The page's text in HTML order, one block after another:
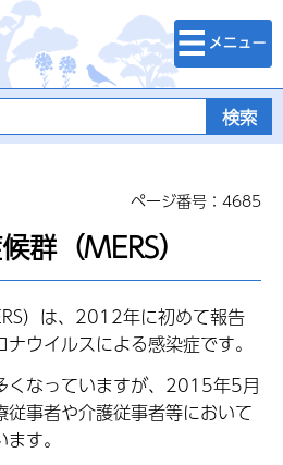
検索・メニュ
ー
ページ番号：4685
群（MERS）
）は、2012年に初めて報告
ウイルスによる感染症です。
くなっていますが、2015年5月
事者や介護従事者等において
す。